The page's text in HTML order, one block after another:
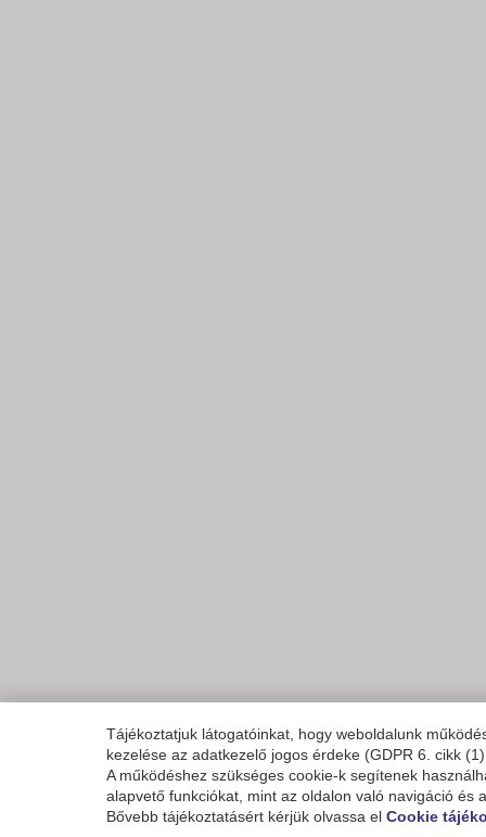
Tájékoztatjuk látogatóinkat, hogy weboldalunk
kezelése az adatkezelő jogos érdeke (GDPR 6. cikk
A működéshez szükséges cookie-k segítenek
alapvető funkciókat, mint az oldalon való navigáció és
Bővebb tájékoztatásért kérjük olvassa el Cookie